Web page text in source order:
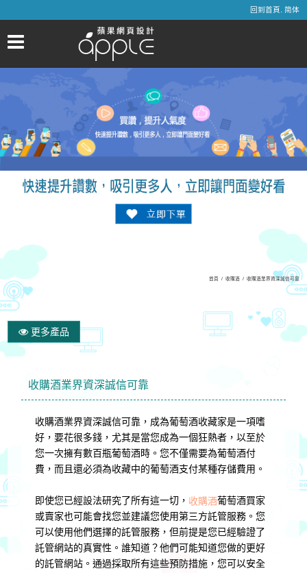
回到首頁. 简体
首頁 / 收購酒 / 收購酒業界資深誠信可靠
更多產品
收購酒業界資深誠信可靠
收購酒業界資深誠信可靠，成為葡萄酒收藏家是一項嗜
好，要花很多錢，尤其是當您成為一個狂熱者，以至於
您一次擁有數百瓶葡萄酒時。您不僅需要為葡萄酒付
費，而且還必須為收藏中的葡萄酒支付某種存儲費用。
即使您已經設法研究了所有這一切， 收購酒葡萄酒買家
或賣家也可能會找您並建議您使用第三方託管服務。您
可以使用他們選擇的託管服務，但前提是您已經驗證了
託管網站的真實性。誰知道？他們可能知道您做的更好
的託管網站。通過採取所有這些預防措施，您可以安全